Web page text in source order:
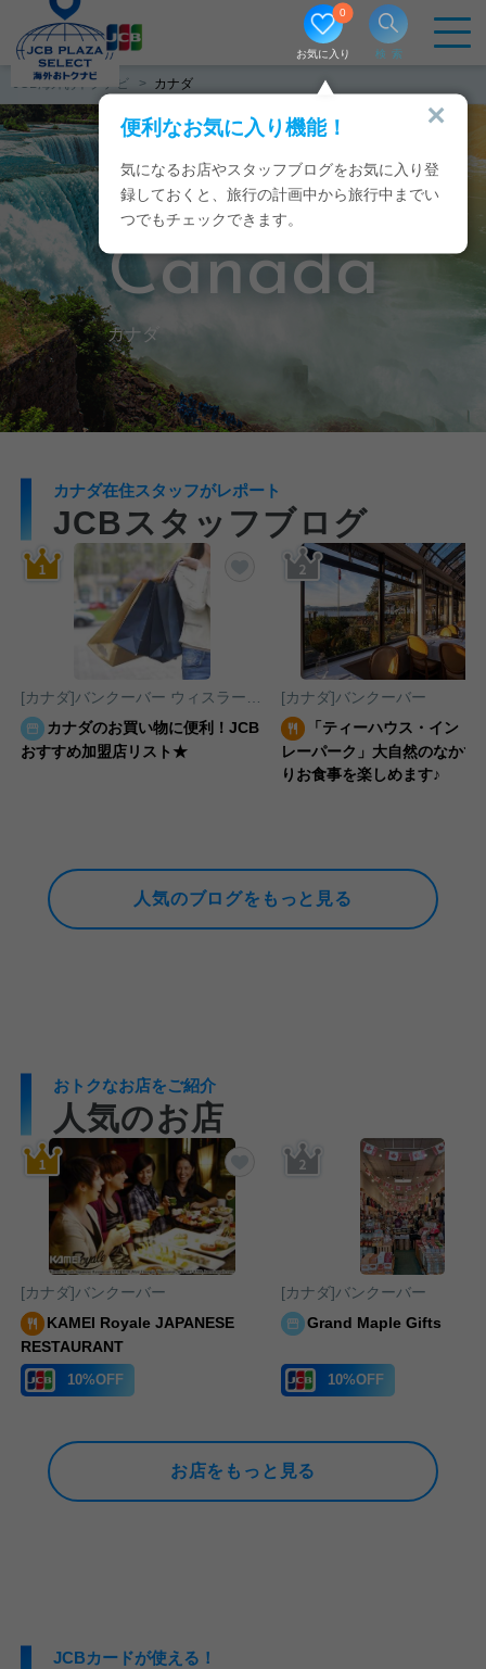
お気に入り
0
便利なお気に入り機能！
気になるお店やスタッフブログをお気に入り登
録しておくと、旅行の計画中から旅行中までい
つでもチェックできます。
検索
JCB海外おトクナビ カナダ
Canada
カナダ
カナダ在住スタッフがレポート
JCBスタッフブログ
に入りに追加する
カナダのお買い物に便利！JCB
おすすめ加盟店リスト★
[カナダ]バンクーバー ウィスラー リッチモンド バンフ ナイアガラ･
お気に入りに追加する
「ティーハウス・イン・
レーパーク」大自然のなかで
りお食事を楽しめます♪
[カナダ]バンクーバー
人気のブログをもっと見る
おトクなお店をご紹介
人気のお店
に入りに追加する
KAMEI Royale JAPANESE
RESTAURANT
[カナダ]バンクーバー
10%OFF
お気に入りに追加する
Grand Maple Gifts
[カナダ]バンクーバー
10%OFF
お店をもっと見る
JCBカードが使える！